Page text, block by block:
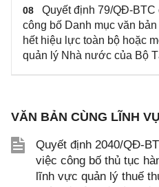
08
Quyết định 79/QĐ-
công bố Danh mục văn
hết hiệu lực toàn bộ hoặc
quản lý Nhà nước của Bộ
VĂN BẢN CÙNG LĨNH
Quyết định 2040/QĐ-
việc công bố thủ tục
lĩnh vực quản lý thuế